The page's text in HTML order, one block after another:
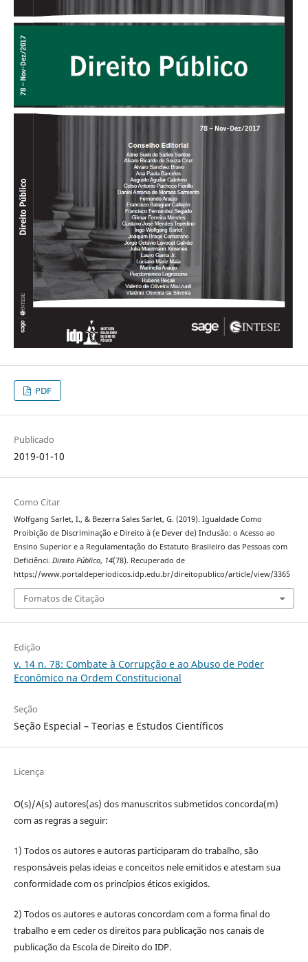
PDF
Publicado
2019-01-10
Como Citar
Wolfgang Sarlet, I., & Bezerra Sales Sarlet, G. (2019). Igualdade Como
Proibição de Discriminação e Direito à (e Dever de) Inclusão: o Acesso ao
Ensino Superior e a Regulamentação do Estatuto Brasileiro das Pessoas com
Deficiênci. Direito Público, 14(78). Recuperado de
https://www.portaldeperiodicos.idp.edu.br/direitopublico/article/view/3365
Fomatos de Citação
Edição
v. 14 n. 78: Combate à Corrupção e ao Abuso de Poder
Econômico na Ordem Constitucional
Seção
Seção Especial – Teorias e Estudos Científicos
Licença
O(s)/A(s) autores(as) dos manuscritos submetidos concorda(m)
com as regras a seguir:
1) Todos os autores e autoras participaram do trabalho, são
responsáveis pelas ideias e conceitos nele emitidos e atestam sua
conformidade com os princípios éticos exigidos.
2) Todos os autores e autoras concordam com a forma final do
trabalho e em ceder os direitos para publicação nos canais de
publicação da Escola de Direito do IDP.